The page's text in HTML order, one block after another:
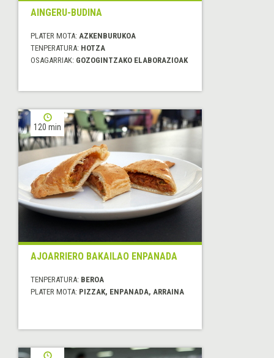
AINGERU-BUDINA
PLATER MOTA: AZKENBURUKOA
TENPERATURA: HOTZA
OSAGARRIAK: GOZOGINTZAKO ELABORAZIOAK
120 min
AJOARRIERO BAKAILAO ENPANADA
TENPERATURA: BEROA
PLATER MOTA: PIZZAK, ENPANADA, ARRAINA